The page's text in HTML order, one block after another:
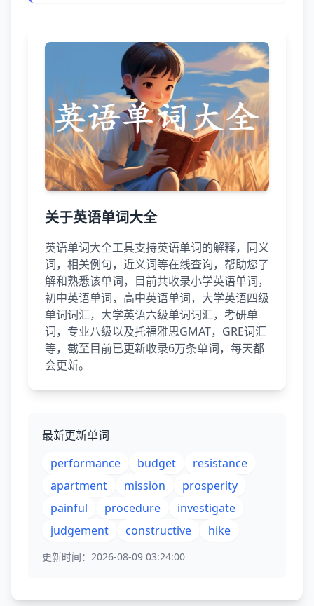
关于英语单词大全
英语单词大全工具支持英语单词的解释，同义
词，相关例句，近义词等在线查询，帮助您了
解和熟悉该单词，目前共收录小学英语单词，
初中英语单词，高中英语单词，大学英语四级
单词词汇，大学英语六级单词词汇，考研单
词，专业八级以及托福雅思GMAT，GRE词汇
等，截至目前已更新收录6万条单词，每天都
会更新。
最新更新单词
performance
budget
resistance
apartment
mission
prosperity
painful
procedure
investigate
judgement
constructive hike
更新时间：2026-08-09 03:24:00